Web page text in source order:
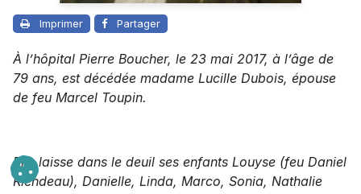
Imprimer Partager
À l’hôpital Pierre Boucher, le 23 mai 2017, à l’âge de
79 ans, est décédée madame Lucille Dubois, épouse
de feu Marcel Toupin.
Elle laisse dans le deuil ses enfants Louyse (feu Daniel
Riendeau), Danielle, Linda, Marco, Sonia, Nathalie